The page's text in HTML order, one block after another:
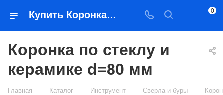
Купить Коронка по стеклу и керамике d=80 мм в Якутске — цена, характеристики, подбор | Востоктехторг 0
Коронка по стеклу и
керамике d=80 мм
Главная — Каталог — Инструмент — Сверла и буры —